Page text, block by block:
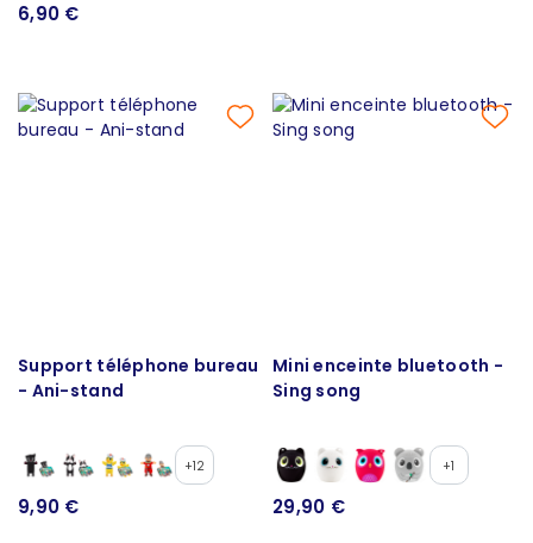
6,90 €
Support téléphone bureau
- Ani-stand
+12
9,90 €
Mini enceinte bluetooth -
Sing song
+1
29,90 €